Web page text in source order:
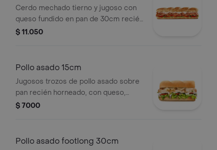
Cerdo mechado tierno y jugoso con
queso fundido en pan de 30cm recién
horneado. Súmale tus vegetales
$ 11.050
Pollo asado 15cm
Jugosos trozos de pollo asado sobre
pan recién horneado, con queso,
vegetales y salsas frescas a tu
$ 7000
Pollo asado footlong 30cm